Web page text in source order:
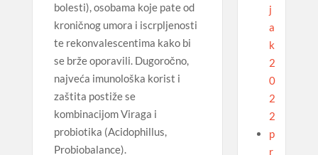
bolesti), osobama koje pate od
kroničnog umora i iscrpljenosti
te rekonvalescentima kako bi
se brže oporavili. Dugoročno,
najveća imunološka korist i
zaštita postiže se
kombinacijom Viraga i
probiotika (Acidophillus,
Probiobalance).
j
a
k
2
0
2
2
p
r